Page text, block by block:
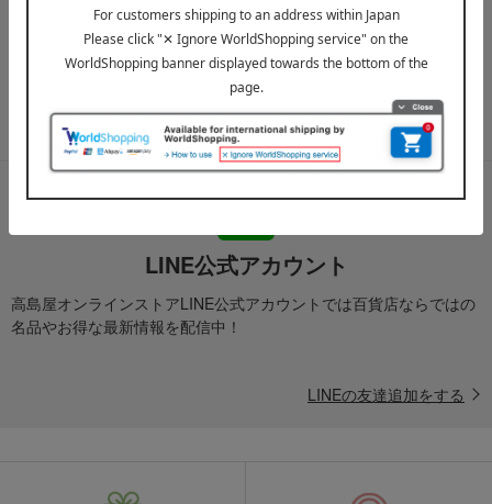
送料無料クーポンやキャンペーン、新着・SALE・おすすめ商品な
ど、「高島屋オンラインストア」のお得＆うれしい情報をお届けい
たします。
メールマガジンについて詳しく見る
LINE公式アカウント
高島屋オンラインストアLINE公式アカウントでは百貨店ならではの
名品やお得な最新情報を配信中！
LINEの友達追加をする